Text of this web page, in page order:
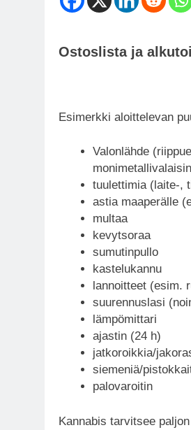
Ostoslista ja
Esimerkki aloittelevan
Valonlähde
tuulettimia (laite-,
astia maaperälle
multaa
kevytsoraa
sumutinpullo
kastelukannu
lannoitteet (esim.
suurennuslasi
lämpömittari
ajastin (24 h)
jatkoroikkia/
siemeniä/
palovaroitin
Kannabis tarvitsee